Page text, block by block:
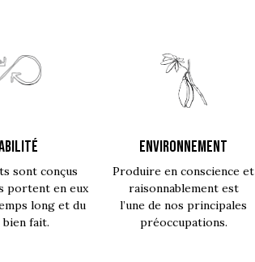
sont conçus
portent en eux
long et du
fait.
ENVIRONNEMENT
Produire en conscience et
raisonnablement est
l’une de nos principales
préoccupations.